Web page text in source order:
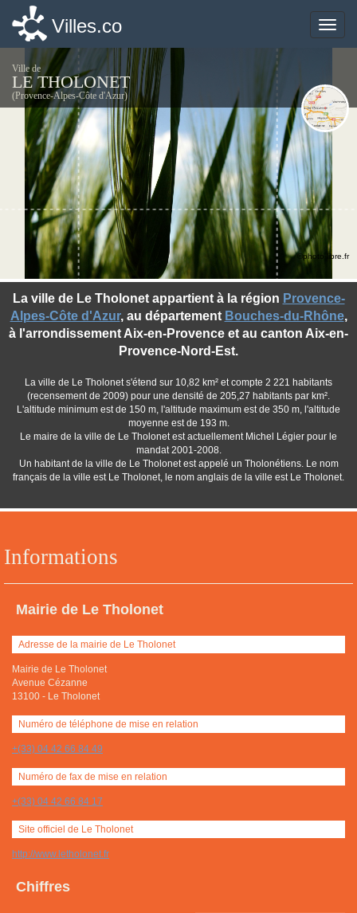
Toggle
Villes.co
Ville de
LE THOLONET
(Provence-Alpes-Côte d'Azur)
Informations
Mairie de Le Tholonet
Adresse de la mairie de Le Tholonet
Mairie de Le Tholonet
Avenue Cézanne
13100 - Le Tholonet
Numéro de téléphone de mise en relation
+(33) 04 42 66 84 49
Numéro de fax de mise en relation
+(33) 04 42 66 84 17
Site officiel de Le Tholonet
http://www.letholonet.fr
Chiffres
La ville de Le Tholonet appartient à la région Provence-
Alpes-Côte d'Azur, au département Bouches-du-Rhône,
à l'arrondissement Aix-en-Provence et au canton Aix-en-
Provence-Nord-Est.
La ville de Le Tholonet s'étend sur 10,82 km² et compte 2 221 habitants
(recensement de 2009) pour une densité de 205,27 habitants par km².
L'altitude minimum est de 150 m, l'altitude maximum est de 350 m, l'altitude
moyenne est de 193 m.
Le maire de la ville de Le Tholonet est actuellement Michel Légier pour le
mandat 2001-2008.
Un habitant de la ville de Le Tholonet est appelé un Tholonétiens. Le nom
français de la ville est Le Tholonet, le nom anglais de la ville est Le Tholonet.
©photo-libre.fr
Toggle
Villes.co